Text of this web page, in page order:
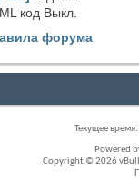
код Выкл.
форума
Текущее время:
Powered
Copyright © 2026